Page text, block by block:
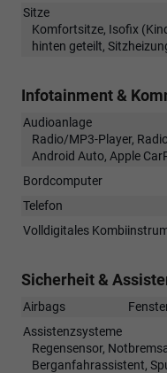
Sitze
Komfortsitze, Isofix
hinten geteilt,
Infotainment &
Audioanlage
Radio/MP3-Player,
Android Auto, Apple
Bordcomputer
Telefon
Volldigitales
Sicherheit &
Airbags
Assistenzsysteme
Regensensor,
Berganfahrassistent,